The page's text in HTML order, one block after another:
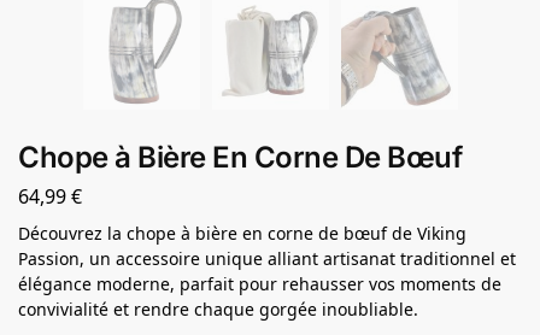
Chope à Bière En Corne De Bœuf
64,99€
Découvrez la chope à bière en corne de bœuf de Viking
Passion, un accessoire unique alliant artisanat traditionnel et
élégance moderne, parfait pour rehausser vos moments de
convivialité et rendre chaque gorgée inoubliable.